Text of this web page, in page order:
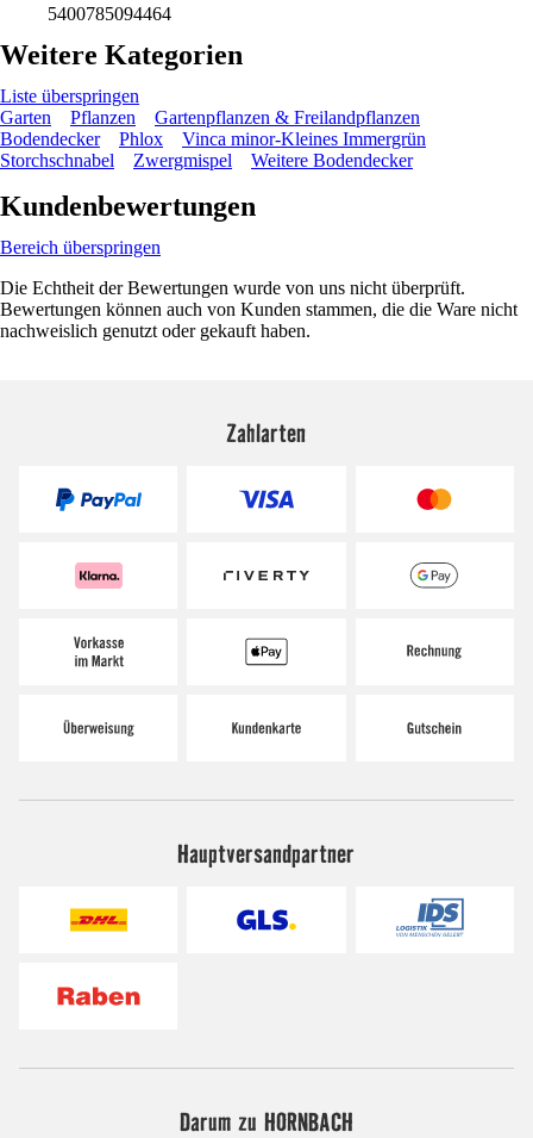
5400785094464
Weitere Kategorien
Liste überspringen
Garten
Pflanzen
Gartenpflanzen & Freilandpflanzen
Bodendecker
Phlox
Vinca minor-Kleines Immergrün
Storchschnabel
Zwergmispel Weitere Bodendecker
Kundenbewertungen
Bereich überspringen
Die Echtheit der Bewertungen wurde von uns nicht überprüft.
Bewertungen können auch von Kunden stammen, die die Ware nicht
nachweislich genutzt oder gekauft haben.
Zahlarten
Hauptversandpartner
Darum zu HORNBACH